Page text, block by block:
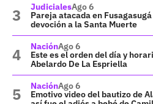
JudicialesAgo 6
Pareja atacada en
devoción a la Santa Muerte
NaciónAgo 6
Este es el orden del día y
Abelardo De La Espriella
NaciónAgo 6
Emotivo video del bautizo de